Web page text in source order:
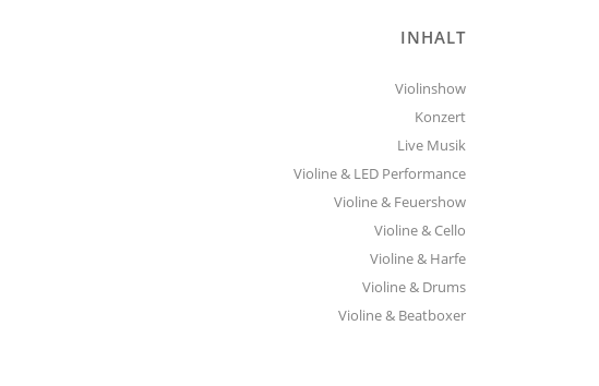
INHALT
Violinshow
Konzert
Live Musik
Violine & LED Performance
Violine & Feuershow
Violine & Cello
Violine & Harfe
Violine & Drums
Violine & Beatboxer